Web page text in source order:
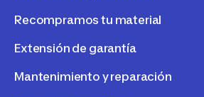
Recompramos tu material
Extensión de garantía
Mantenimiento y reparación